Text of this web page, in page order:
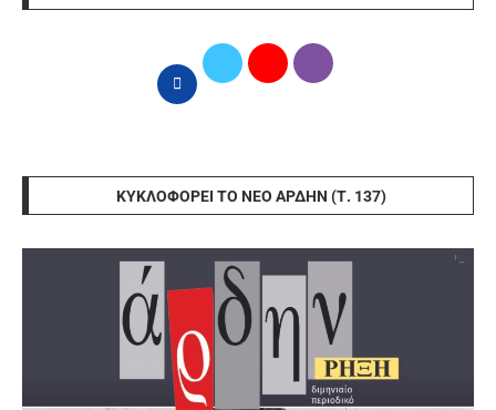
ΚΥΚΛΟΦΟΡΕΊ ΤΟ ΝΈΟ ΆΡΔΗΝ (Τ. 137)